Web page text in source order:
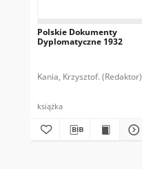
Polskie Dokumenty
Dyplomatyczne 1932
Kania, Krzysztof. (Redaktor)
książka